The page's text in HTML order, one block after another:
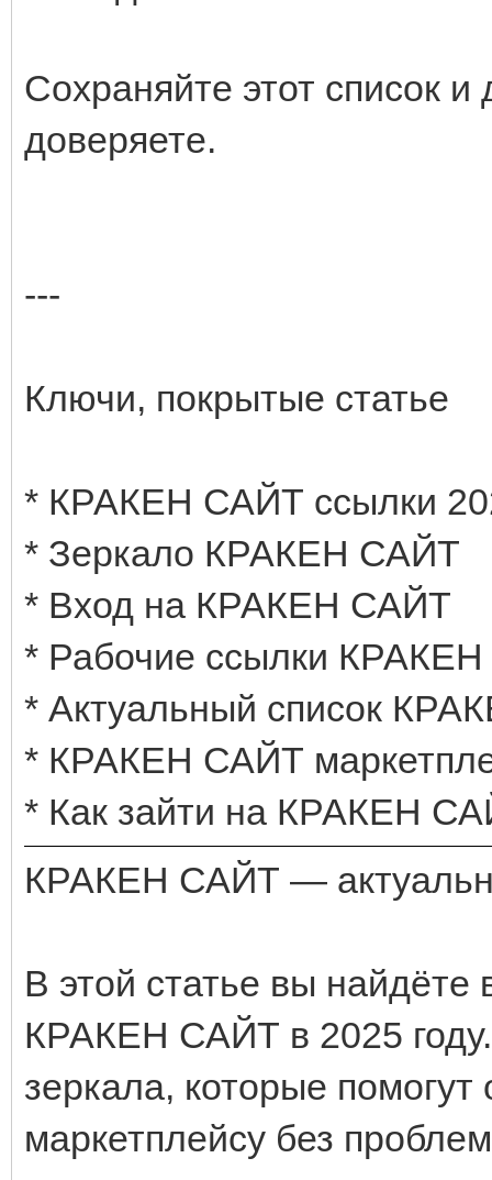
Сохраняйте этот список
доверяете.
---
Ключи, покрытые статье
* КРАКЕН САЙТ ссылки
* Зеркало КРАКЕН САЙТ
* Вход на КРАКЕН САЙТ
* Рабочие ссылки
* Актуальный список
* КРАКЕН САЙТ
* Как зайти на КРАКЕН
КРАКЕН САЙТ —
В этой статье вы найдёте
КРАКЕН САЙТ в 2025
зеркала, которые помогут
маркетплейсу без